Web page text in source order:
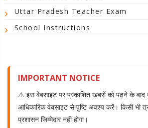
Uttar Pradesh Teacher Exam
School Instructions
IMPORTANT NOTICE
⚠️ इस वेबसाइट पर प्रकाशित खबरों को पढ़ने के बाद
आधिकारिक वेबसाइट से पुष्टि अवश्य करें। किसी भी
प्रशासन जिम्मेदार नहीं होगा।